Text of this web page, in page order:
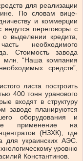
для реализации
По словам вице-
и коммерции
ведутся переговоры с
выделении кредита,
необходимого
Стоимость завода
млн. “Наша компания
средств”,
листа построить
400 тонн уранового
входят в структуру
заводе планируются
оборудования и
применение на
(НЗХК), где
для украинских АЭС.
уровню
Константинов.